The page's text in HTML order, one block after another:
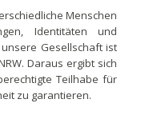
Menschen
Identitäten und
Gesellschaft ist
Daraus ergibt sich
Teilhabe für
zu garantieren.